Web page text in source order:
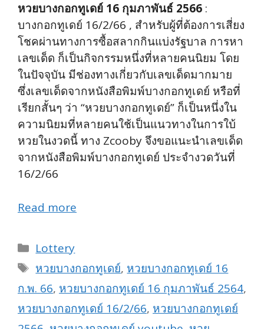
หวยบางกอกทูเดย์ 16 กุมภาพันธ์ 2566 :
บางกอกทูเดย์ 16/2/66 , สำหรับผู้ที่ต้องการเสี่ยง
โชคผ่านทางการซื้อสลากกินแบ่งรัฐบาล การหา
เลขเด็ด ก็เป็นกิจกรรมหนึ่งที่หลายคนนิยม โดย
ในปัจจุบัน มีช่องทางเกี่ยวกับเลขเด็ดมากมาย
ซึ่งเลขเด็ดจากหนังสือพิมพ์บางกอกทูเดย์ หรือที่
เรียกสั้นๆ ว่า “หวยบางกอกทูเดย์” ก็เป็นหนึ่งใน
ความนิยมที่หลายคนใช้เป็นแนวทางในการใบ้
หวยในงวดนี้ ทาง Zcooby จึงขอแนะนำเลขเด็ด
จากหนังสือพิมพ์บางกอกทูเดย์ ประจำงวดวันที่
16/2/66
Read more
Categories
Lottery
Tags
หวยบางกอกทูเดย์, หวยบางกอกทูเดย์ 16
ก.พ. 66, หวยบางกอกทูเดย์ 16 กุมภาพันธ์ 2564,
หวยบางกอกทูเดย์ 16/2/66, หวยบางกอกทูเดย์